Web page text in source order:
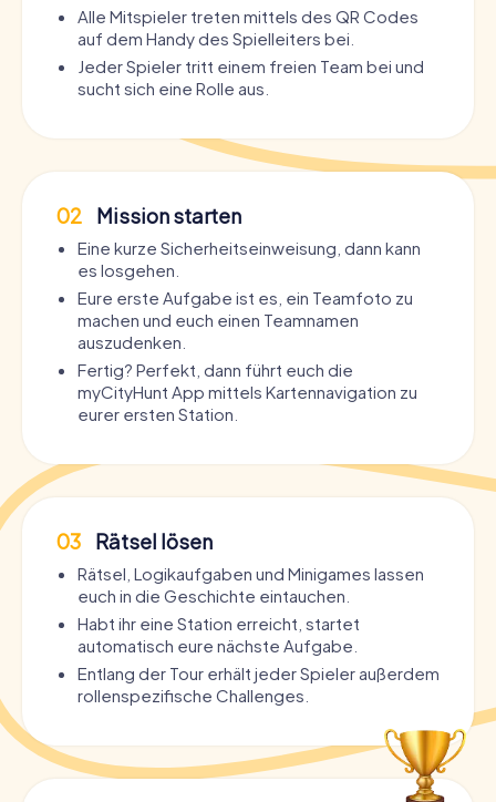
Alle Mitspieler treten mittels des QR Codes
auf dem Handy des Spielleiters bei.
Jeder Spieler tritt einem freien Team bei und
sucht sich eine Rolle aus.
02 Mission starten
Eine kurze Sicherheitseinweisung, dann kann
es losgehen.
Eure erste Aufgabe ist es, ein Teamfoto zu
machen und euch einen Teamnamen
auszudenken.
Fertig? Perfekt, dann führt euch die
myCityHunt App mittels Kartennavigation zu
eurer ersten Station.
03 Rätsel lösen
Rätsel, Logikaufgaben und Minigames lassen
euch in die Geschichte eintauchen.
Habt ihr eine Station erreicht, startet
automatisch eure nächste Aufgabe.
Entlang der Tour erhält jeder Spieler außerdem
rollenspezifische Challenges.